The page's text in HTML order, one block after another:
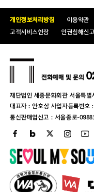
개인정보처리방침 이용약관
고객서비스헌장
인권침해신
재단법인 세종문화회관 서울특
대표자 : 안호상 사업자등록번
통신판매업신고 : 서울종로-
전화예매 및 문의